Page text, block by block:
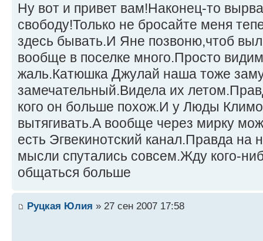
Ну вот и привет вам!Наконец-то
свободу!Только не бросайте меня
здесь бывать.И Яне позвоню,чтоб
вообще в поселке много.Просто
жаль.Катюшка Джулай наша тоже
замечательный.Видела их
кого он больше похож.И у Люды
вытягивать.А вообще через мирку
есть Эгвекинотский канал.Правда на
мысли спутались совсем.Жду кого-
общаться больше
Руцкая Юлия » 27 сен 2007 17:58